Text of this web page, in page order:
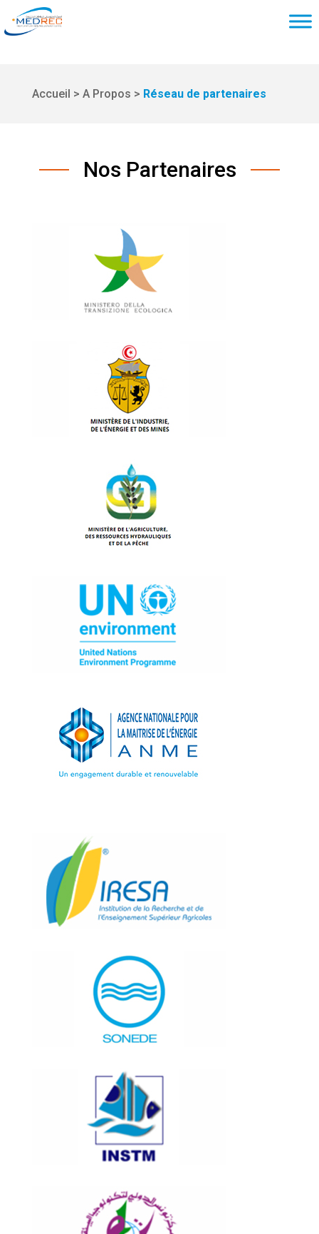
Accueil > A Propos > Réseau de partenaires
Nos Partenaires